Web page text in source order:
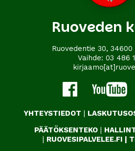
Ruoveden
Ruovedentie 30, 34600
Vaihde: 03 486
YHTEYSTIEDOT |
PÄÄTÖKSENTEKO |
| RUOVESIPALVELEE.FI |